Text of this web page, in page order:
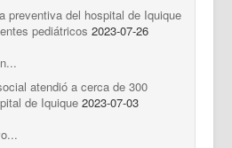
preventiva del hospital de Iquique
pediátricos 2023-07-26
atendió a cerca de 300
de Iquique 2023-07-03